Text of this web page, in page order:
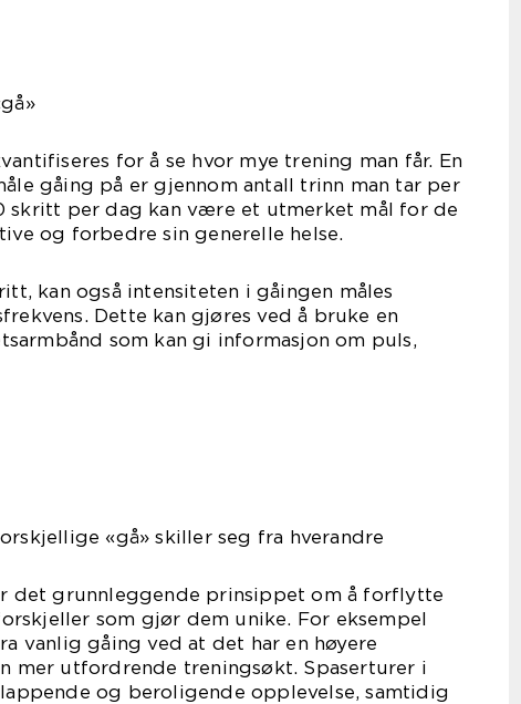
for å se hvor mye trening man får. En
gåing på er gjennom antall trinn man tar per
skritt per dag kan være et utmerket mål for de
og forbedre sin generelle helse.
kan også intensiteten i gåingen måles
Dette kan gjøres ved å bruke en
som kan gi informasjon om puls,
«gå» skiller seg fra hverandre
det grunnleggende prinsippet om å forflytte
som gjør dem unike. For eksempel
vanlig gåing ved at det har en høyere
mer utfordrende treningsøkt. Spaserturer i
og beroligende opplevelse, samtidig